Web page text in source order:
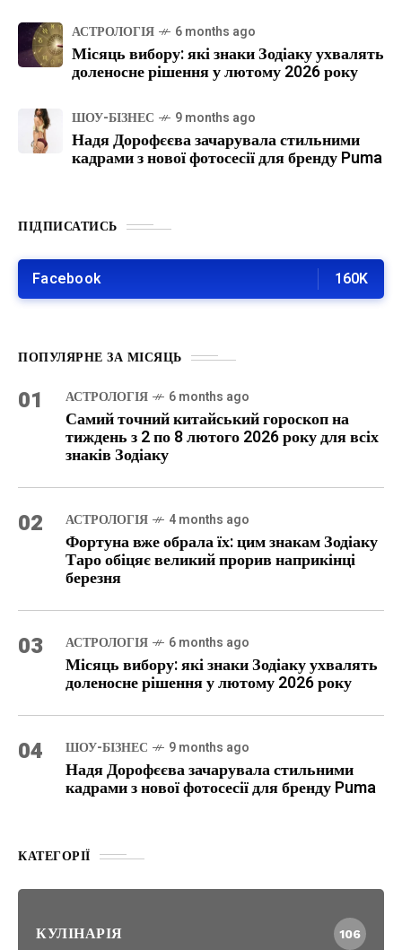
АСТРОЛОГІЯ 6 months ago
Місяць вибору: які знаки Зодіаку ухвалять
доленосне рішення у лютому 2026 року
ШОУ-БІЗНЕС 9 months ago
Надя Дорофєєва зачарувала стильними
кадрами з нової фотосесії для бренду Puma
ПІДПИСАТИСЬ
Facebook 160K
ПОПУЛЯРНЕ ЗА МІСЯЦЬ
01 АСТРОЛОГІЯ 6 months ago
Самий точний китайський гороскоп на
тиждень з 2 по 8 лютого 2026 року для всіх
знаків Зодіаку
02 АСТРОЛОГІЯ 4 months ago
Фортуна вже обрала їх: цим знакам Зодіаку
Таро обіцяє великий прорив наприкінці
березня
03 АСТРОЛОГІЯ 6 months ago
Місяць вибору: які знаки Зодіаку ухвалять
доленосне рішення у лютому 2026 року
04 ШОУ-БІЗНЕС 9 months ago
Надя Дорофєєва зачарувала стильними
кадрами з нової фотосесії для бренду Puma
КАТЕГОРІЇ
КУЛІНАРІЯ 106